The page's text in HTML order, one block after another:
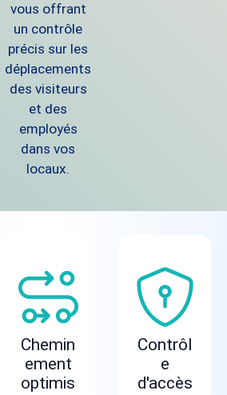
vous offrant
un contrôle
précis sur les
déplacements
des visiteurs
et des
employés
dans vos
locaux.
Chemin
ement
optimis
Contrôl
e
d'accès